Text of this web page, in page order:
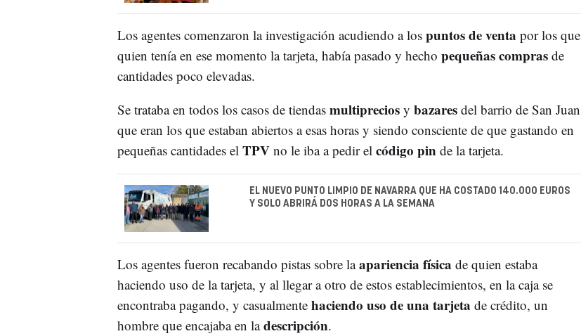
Los agentes comenzaron la investigación acudiendo a los puntos de venta por los que
quien tenía en ese momento la tarjeta, había pasado y hecho pequeñas comprasde
cantidades poco elevadas.
Se trataba en todos los casos de tiendas multiprecios y bazares del barrio de San Juan
que eran los que estaban abiertos a esas horas y siendo consciente de que gastando en
pequeñas cantidades el TPV no le iba a pedir el código pin de la tarjeta.
EL NUEVO PUNTO LIMPIO DE NAVARRA QUE HA COSTADO 140.000 EUROS
Y SOLO ABRIRÁ DOS HORAS A LA SEMANA
Los agentes fueron recabando pistas sobre laapariencia física de quien estaba
haciendo uso de la tarjeta, y al llegar a otro de estos establecimientos, en la caja se
encontraba pagando, y casualmente haciendo uso de una tarjeta de crédito, un
hombre que encajaba en ladescripción.